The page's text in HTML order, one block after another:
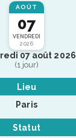
AOÛT
07
VENDREDI
2026
07 août 2026
(1 jour)
Lieu
Paris
Statut